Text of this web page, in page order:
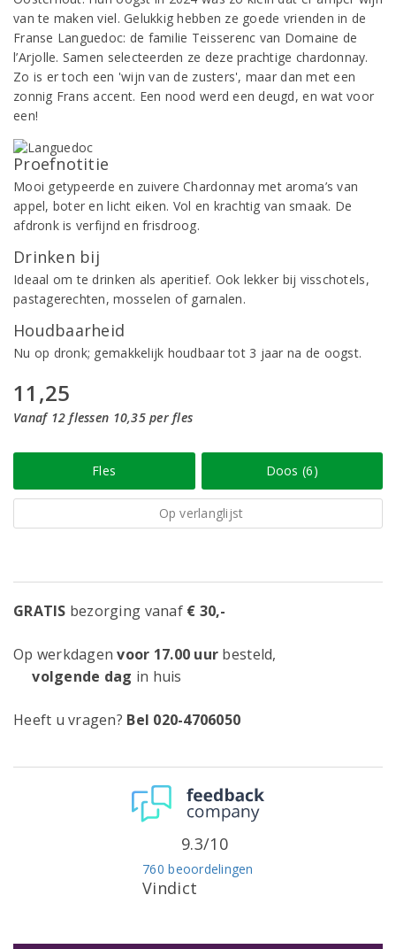
van te maken viel. Gelukkig hebben ze goede vrienden in de
Franse Languedoc: de familie Teisserenc van Domaine de
l’Arjolle. Samen selecteerden ze deze prachtige chardonnay.
Zo is er toch een 'wijn van de zusters', maar dan met een
zonnig Frans accent. Een nood werd een deugd, en wat voor
een!
Proefnotitie
Mooi getypeerde en zuivere Chardonnay met aroma’s van
appel, boter en licht eiken. Vol en krachtig van smaak. De
afdronk is verfijnd en frisdroog.
Drinken bij
Ideaal om te drinken als aperitief. Ook lekker bij visschotels,
pastagerechten, mosselen of garnalen.
Houdbaarheid
Nu op dronk; gemakkelijk houdbaar tot 3 jaar na de oogst.
11,25
Vanaf 12 flessen 10,35 per fles
Fles Doos (6)
Op verlanglijst
GRATIS bezorging vanaf € 30,-
Op werkdagenvoor 17.00 uur besteld,
volgende dag in huis
Heeft u vragen? Bel 020-4706050
Vindict
760 beoordelingen
9.3/10